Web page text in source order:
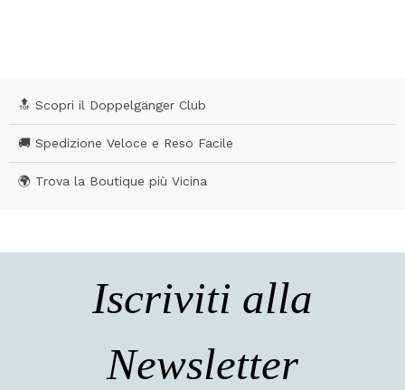
🔝 Scopri il Doppelgänger Club
🚚 Spedizione Veloce e Reso Facile
🌍 Trova la Boutique più Vicina
Iscriviti alla
Newsletter